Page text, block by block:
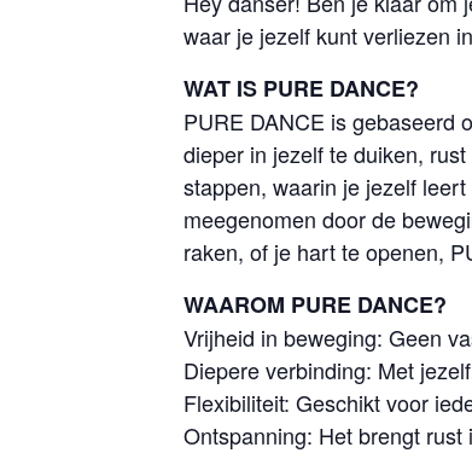
waar je jezelf kunt verliezen
WAT IS PURE DANCE?
PURE DANCE is gebaseerd
dieper in jezelf te duiken,
stappen, waarin je jezelf
meegenomen door de
raken, of je hart te openen,
WAAROM PURE DANCE?
Vrijheid in beweging: Geen
Diepere verbinding: Met
Flexibiliteit: Geschikt voor
Ontspanning: Het brengt